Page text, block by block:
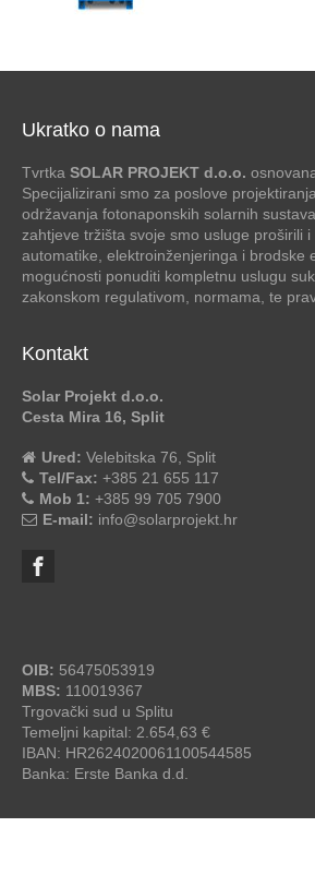
Ukratko o nama
Tvrtka SOLAR PROJEKT d.o.o.
Specijalizirani smo za poslove
održavanja fotonaponskih solarnih
zahtjeve tržišta svoje smo usluge proširili
automatike, elektroinženjeringa i brodske
mogućnosti ponuditi kompletnu uslugu
zakonskom regulativom, normama, te
Kontakt
Solar Projekt d.o.o.
Cesta Mira 16, Split
Ured: Velebitska 76, Split
Tel/Fax: +385 21 655 117
Mob 1: +385 99 705 7900
E-mail: info@solarprojekt.hr
OIB: 56475053919
MBS: 110019367
Trgovački sud u Splitu
Temeljni kapital: 2.654,63 €
IBAN: HR2624020061100544585
Banka: Erste Banka d.d.